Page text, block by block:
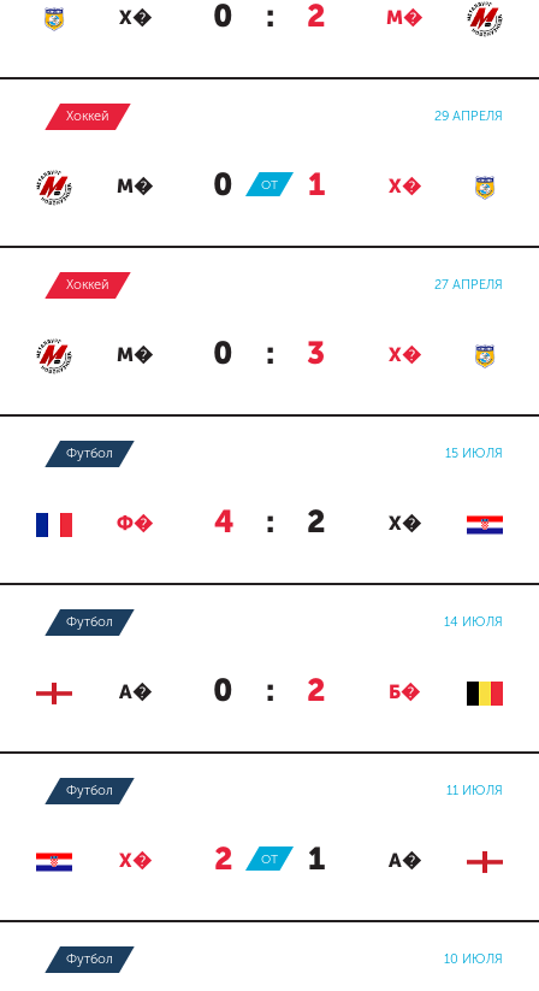
Х� 0 : 2 М�
Хоккей 29 АПРЕЛЯ
М� 0 : 1 Х�
ОТ
Хоккей 27 АПРЕЛЯ
М� 0 : 3 Х�
Футбол 15 ИЮЛЯ
Ф� 4 : 2 Х�
Футбол 14 ИЮЛЯ
А� 0 : 2 Б�
Футбол 11 ИЮЛЯ
Х� 2 : 1 А�
ОТ
Футбол 10 ИЮЛЯ